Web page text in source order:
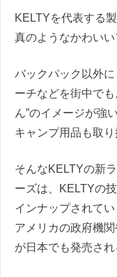
KELTYを代表する
真のようなかわいい
バックパック以外
ーチなどを街中で
ん”のイメージが強
キャンプ用品も取り
そんなKELTYの新
ーズは、KELTYの
インナップされてい
アメリカの政府機
が日本でも発売され